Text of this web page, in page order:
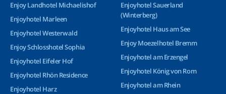
Enjoy Landhotel Michaelishof
Enjoyhotel Marleen
Enjoyhotel Westerwald
Enjoy Schlosshotel Sophia
Enjoyhotel Eifeler Hof
Enjoyhotel Rhön Residence
Enjoyhotel Harz
Enjoyhotel Sauerland
(Winterberg)
Enjoyhotel Haus am See
Enjoy Moezelhotel Bremm
Enjoyhotel am Erzengel
Enjoyhotel König von Rom
Enjoyhotel am Rhein